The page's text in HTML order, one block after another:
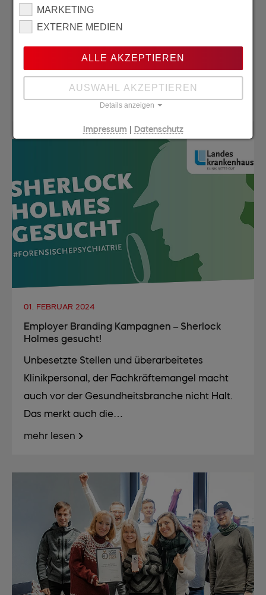
Eigenmarke HQ
Zugegeben der Pitch ist schon ein paar
Monate her, weshalb wir nicht nur die Pitch-
Idee zeigen können, sondern auch den
erfolgreichen Relaunch der…
mehr lesen
01. FEBRUAR 2024
Employer Branding Kampagnen – Sherlock
Holmes gesucht!
Unbesetzte Stellen und überarbeitetes
Klinikpersonal, der Fachkräftemangel macht
auch vor der Gesundheitsbranche nicht Halt.
Das merkt auch die…
mehr lesen
MARKETING
EXTERNE MEDIEN
ALLE AKZEPTIEREN
AUSWAHL AKZEPTIEREN
Details anzeigen
Impressum | Datenschutz